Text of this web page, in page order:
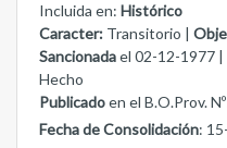
Incluida en: Histórico
Caracter: Transitorio |
Sancionadael 02-12-1977 |
Hecho
Publicadoen el B.O.Prov.
Fecha de Consolidación: